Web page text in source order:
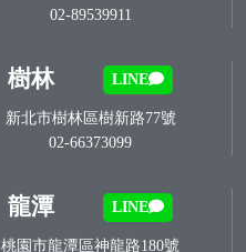
02-89539911
樹林 LINE
新北市樹林區樹新路77號
02-66373099
龍潭 LINE
桃園市龍潭區神龍路180號